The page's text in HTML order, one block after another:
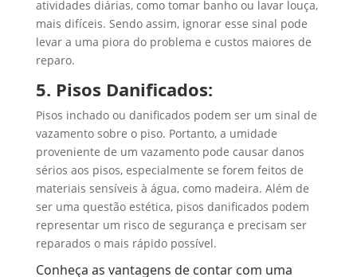
atividades diárias, como tomar banho ou lavar louça,
mais difíceis. Sendo assim, ignorar esse sinal pode
levar a uma piora do problema e custos maiores de
reparo.
5. Pisos Danificados:
Pisos inchado ou danificados podem ser um sinal de
vazamento sobre o piso. Portanto, a umidade
proveniente de um vazamento pode causar danos
sérios aos pisos, especialmente se forem feitos de
materiais sensíveis à água, como madeira. Além de
ser uma questão estética, pisos danificados podem
representar um risco de segurança e precisam ser
reparados o mais rápido possível.
Conheça as vantagens de contar com uma